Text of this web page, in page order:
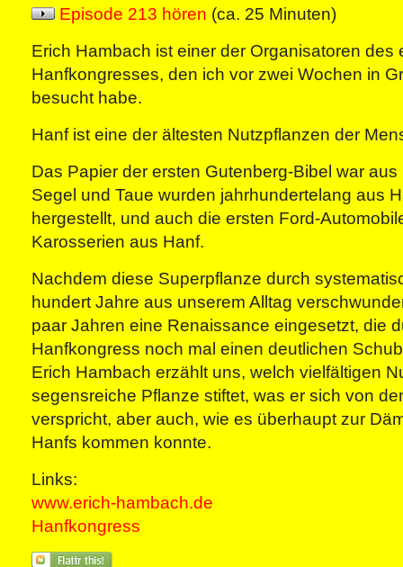
Episode 213 hören (ca. 25 Minuten)
Erich Hambach ist einer der Organisatoren des
Hanfkongresses, den ich vor zwei Wochen in
besucht habe.
Hanf ist eine der ältesten Nutzpflanzen der
Das Papier der ersten Gutenberg-Bibel war
Segel und Taue wurden jahrhundertelang aus
hergestellt, und auch die ersten Ford-
Karosserien aus Hanf.
Nachdem diese Superpflanze durch
hundert Jahre aus unserem Alltag
paar Jahren eine Renaissance eingesetzt, die
Hanfkongress noch mal einen deutlichen
Erich Hambach erzählt uns, welch vielfältigen
segensreiche Pflanze stiftet, was er sich von
verspricht, aber auch, wie es überhaupt zur
Hanfs kommen konnte.
Links:
www.erich-hambach.de
Hanfkongress